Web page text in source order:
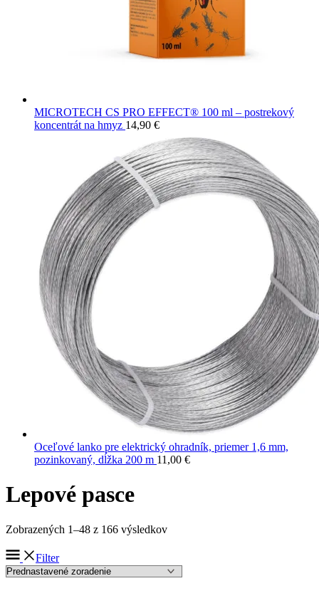
MICROTECH CS PRO EFFECT® 100 ml – postrekový
koncentrát na hmyz 14,90 €
Oceľové lanko pre elektrický ohradník, priemer 1,6 mm,
pozinkovaný, dĺžka 200 m 11,00 €
Lepové pasce
Zobrazených 1–48 z 166 výsledkov
Filter